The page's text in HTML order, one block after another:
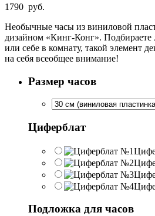
1790 руб.
Необычные часы из виниловой
дизайном «Кинг-Конг». Подбираете
или себе в комнату, такой элемент
на себя всеобщее внимание!
Размер часов
Циферблат
Подложка для часов